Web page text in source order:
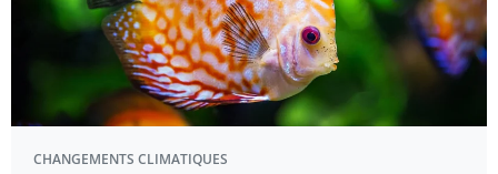
CHANGEMENTS CLIMATIQUES